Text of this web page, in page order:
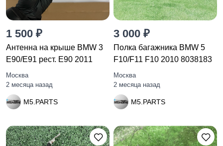
1 500 ₽
Антенна на крыше BMW 3
E90/E91 рест. E90 2011
Москва
2 месяца назад
M5.PARTS
3 000 ₽
Полка багажника BMW 5
F10/F11 F10 2010 8038183
Москва
2 месяца назад
M5.PARTS